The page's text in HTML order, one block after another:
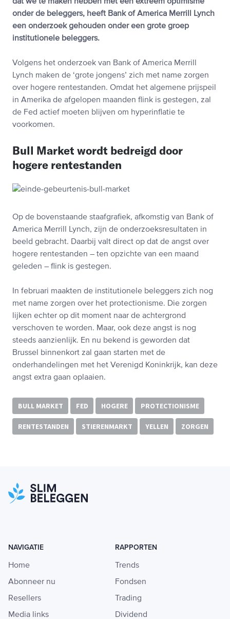
onder de beleggers, heeft Bank of America Merrill Lynch
een onderzoek gehouden onder een grote groep
institutionele beleggers.
Volgens het onderzoek van Bank of America Merrill
Lynch maken de ‘grote jongens’ zich met name zorgen
over hogere rentestanden. Omdat het algemene prijspeil
in Amerika de afgelopen maanden flink is gestegen, zal
de Fed actief moeten blijven om hyperinflatie te
voorkomen.
Bull Market wordt bedreigd door
hogere rentestanden
Op de bovenstaande staafgrafiek, afkomstig van Bank of
America Merrill Lynch, zijn de onderzoeksresultaten in
beeld gebracht. Daarbij valt direct op dat de angst over
hogere rentestanden – ten opzichte van een maand
geleden – flink is gestegen.
In februari maakten de institutionele beleggers zich nog
met name zorgen over het protectionisme. Die zorgen
lijken echter op dit moment naar de achtergrond
verschoven te worden. Maar, ook deze angst is nog
steeds aanzienlijk. En nu bekend is geworden dat
Brussel binnenkort zal gaan starten met de
onderhandelingen met het Verenigd Koninkrijk, kan deze
angst extra gaan oplaaien.
BULL MARKET FED HOGERE PROTECTIONISME
RENTESTANDEN STIERENMARKT YELLEN ZORGEN
NAVIGATIE
Home
Abonneer nu
Resellers
Media links
RAPPORTEN
Trends
Fondsen
Trading
Dividend